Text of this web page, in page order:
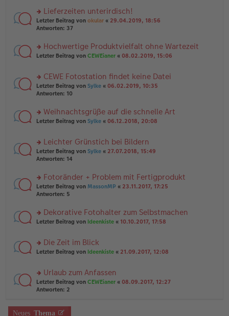
tr
a
g
e
n
er
tr
a
n
g
el
e
n
ei
tr
a
rs
te
n
g
es
e
n
er
ei
tr
Lieferzeiten unterirdisch!
Letzter Beitrag von okular « 29.04.2019, 18:56
Antworten: 37
rs
u
n
g
es
e
n
B
ei
tr
a
Hochwertige Produktvielfalt ohne Wartezeit
Letzter Beitrag von CEWEianer « 08.02.2019, 15:06
rs
te
n
g
es
e
n
er
ei
tr
a
CEWE Fotostation findet keine Datei
Letzter Beitrag von Sylke « 06.02.2019, 10:35
Antworten: 10
rs
u
n
g
es
e
n
er
ei
tr
Weihnachtsgrüße auf die schnelle Art
Letzter Beitrag von Sylke « 06.12.2018, 20:08
rs
te
n
g
el
e
n
ei
tr
Leichter Grünstich bei Bildern
Letzter Beitrag von Sylke « 27.07.2018, 15:49
Antworten: 14
rs
te
n
g
es
e
n
B
ei
tr
a
Fotoränder + Problem mit Fertigprodukt
Letzter Beitrag von MassonMP « 23.11.2017, 17:25
Antworten: 5
rs
u
n
es
e
n
B
ei
Dekorative Fotohalter zum Selbstmachen
Letzter Beitrag von Ideenkiste « 10.10.2017, 17:58
rs
u
n
g
es
e
Die Zeit im Blick
Letzter Beitrag von Ideenkiste « 21.09.2017, 12:08
rs
te
n
Urlaub zum Anfassen
Letzter Beitrag von CEWEianer « 08.09.2017, 12:27
Antworten: 2
Neues Thema